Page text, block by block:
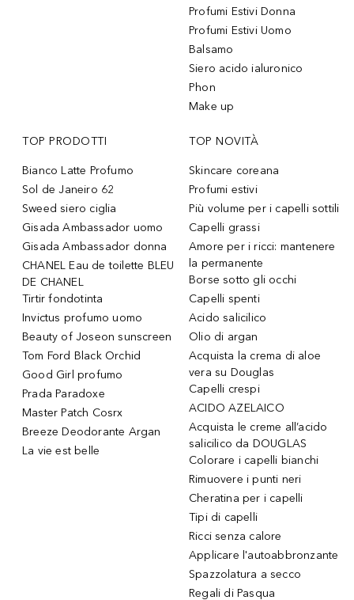
Profumi Estivi Donna
Profumi Estivi Uomo
Balsamo
Siero acido ialuronico
Phon
Make up
TOP PRODOTTI
Bianco Latte Profumo
Sol de Janeiro 62
Sweed siero ciglia
Gisada Ambassador uomo
Gisada Ambassador donna
CHANEL Eau de toilette BLEU
DE CHANEL
Tirtir fondotinta
Invictus profumo uomo
Beauty of Joseon sunscreen
Tom Ford Black Orchid
Good Girl profumo
Prada Paradoxe
Master Patch Cosrx
Breeze Deodorante Argan
La vie est belle
TOP NOVITÀ
Skincare coreana
Profumi estivi
Più volume per i capelli sottili
Capelli grassi
Amore per i ricci: mantenere
la permanente
Borse sotto gli occhi
Capelli spenti
Acido salicilico
Olio di argan
Acquista la crema di aloe
vera su Douglas
Capelli crespi
ACIDO AZELAICO
Acquista le creme all’acido
salicilico da DOUGLAS
Colorare i capelli bianchi
Rimuovere i punti neri
Cheratina per i capelli
Tipi di capelli
Ricci senza calore
Applicare l'autoabbronzante
Spazzolatura a secco
Regali di Pasqua